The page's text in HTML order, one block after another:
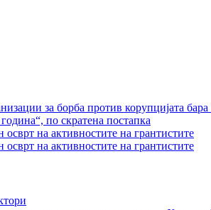
за борба против корупцијата
по скратена постапка
на активностите на грантистите
на активностите на грантистите